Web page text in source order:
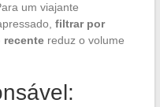
um viajante
filtrar por
recentereduz o volume